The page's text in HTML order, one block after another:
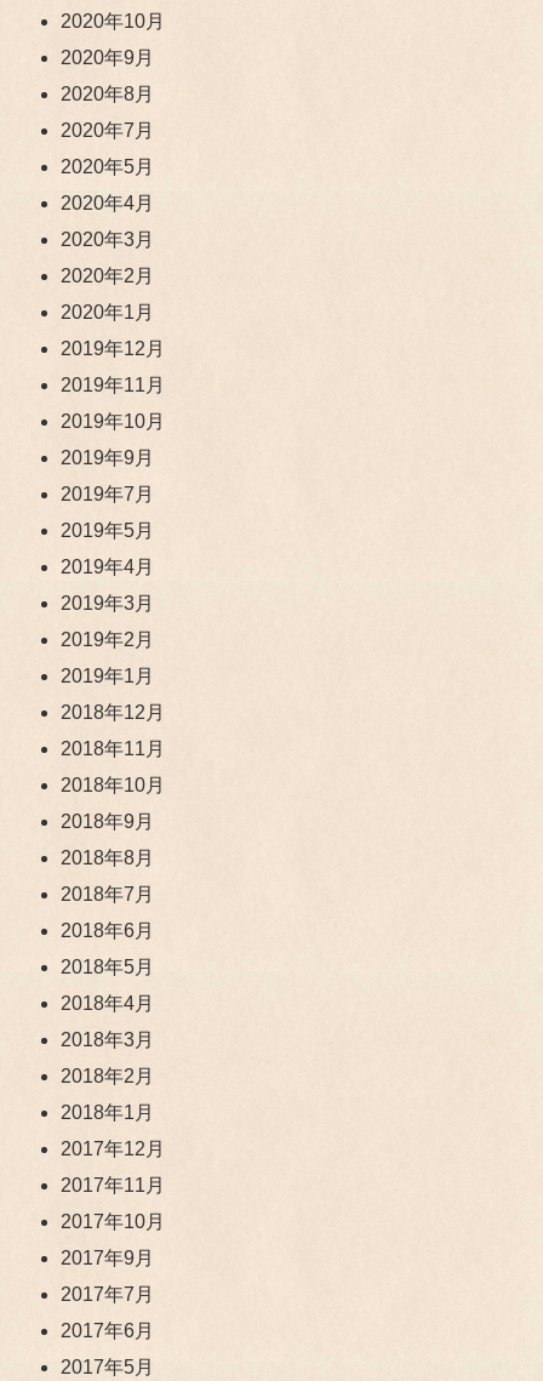
2020年10月
2020年9月
2020年8月
2020年7月
2020年5月
2020年4月
2020年3月
2020年2月
2020年1月
2019年12月
2019年11月
2019年10月
2019年9月
2019年7月
2019年5月
2019年4月
2019年3月
2019年2月
2019年1月
2018年12月
2018年11月
2018年10月
2018年9月
2018年8月
2018年7月
2018年6月
2018年5月
2018年4月
2018年3月
2018年2月
2018年1月
2017年12月
2017年11月
2017年10月
2017年9月
2017年7月
2017年6月
2017年5月